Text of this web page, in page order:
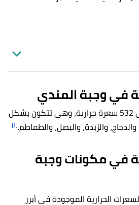
في وجبة المندي
سعرة حرارية، وهي تتكون بشكل
والزبدة، والبصل، والطماطم.[١]
في مكونات وجبة
الحرارية الموجودة في أبرز